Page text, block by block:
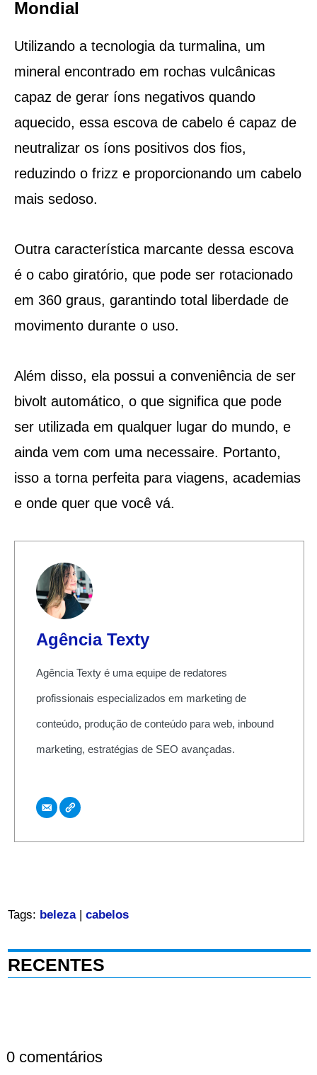
Mondial
Utilizando a tecnologia da turmalina, um
mineral encontrado em rochas vulcânicas
capaz de gerar íons negativos quando
aquecido, essa escova de cabelo é capaz de
neutralizar os íons positivos dos fios,
reduzindo o frizz e proporcionando um cabelo
mais sedoso.
Outra característica marcante dessa escova
é o cabo giratório, que pode ser rotacionado
em 360 graus, garantindo total liberdade de
movimento durante o uso.
Além disso, ela possui a conveniência de ser
bivolt automático, o que significa que pode
ser utilizada em qualquer lugar do mundo, e
ainda vem com uma necessaire. Portanto,
isso a torna perfeita para viagens, academias
e onde quer que você vá.
Agência Texty
Agência Texty é uma equipe de redatores
profissionais especializados em marketing de
conteúdo, produção de conteúdo para web, inbound
marketing, estratégias de SEO avançadas.
Tags: beleza| cabelos
RECENTES
0 comentários